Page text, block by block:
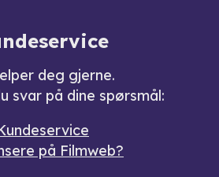
deg gjerne.
svar på dine spørsmål:
på Filmweb?